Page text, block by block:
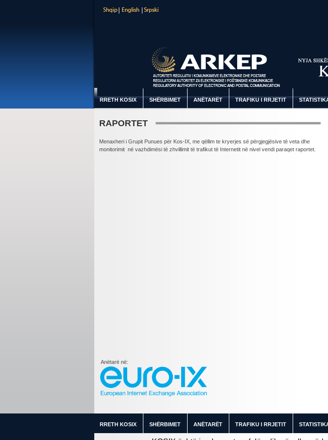
RRETH KOSIX SHËRBIMET ANËTARËT TRAFIKU I RRJETIT
RAPORTET
Menaxheri i Grupit Punues për Kos-IX, me qëllim te kryerjes së përgjegjësive të veta dhe
monitorimit në vazhdimësi të zhvillimit të trafikut të Internetit në nivel vendi paraqet raportet.
Anëtarë në:
RRETH KOSIX SHËRBIMET ANËTARËT TRAFIKU I RRJETIT